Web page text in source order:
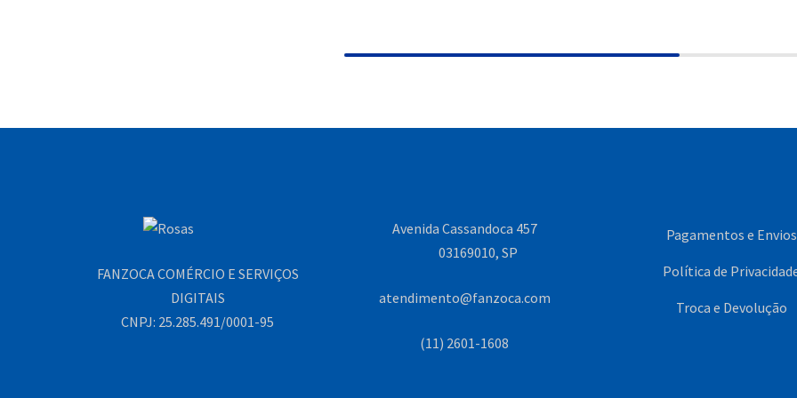
FANZOCA COMÉRCIO E SERVIÇOS
DIGITAIS
CNPJ: 25.285.491/0001-95
Avenida Cassandoca 457
03169010, SP
atendimento@fanzoca.com
(11) 2601-1608
Pagamentos e Envios
Política de
Troca e Devolução